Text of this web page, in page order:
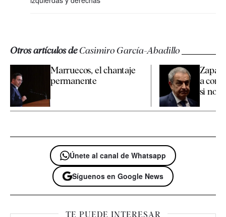
Otros artículos deCasimiro García-Abadillo
Marruecos, el chantaje
permanente
a
si nos
Únete al canal de Whatsapp
Síguenos en Google News
TE PUEDE INTERESAR